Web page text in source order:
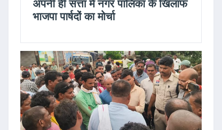
अपनी ही सत्ता में नगर पालिका के खिलाफ
भाजपा पार्षदों का मोर्चा